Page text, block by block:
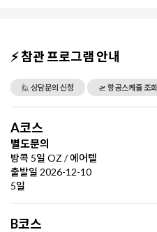
⚡ 참관 프로그램 안내
🙋 상담문의 신청 🛫 항공스케쥴 조회
A코스
별도문의
방콕 5일 OZ / 에어텔
출발일 2026-12-10
5일
B코스